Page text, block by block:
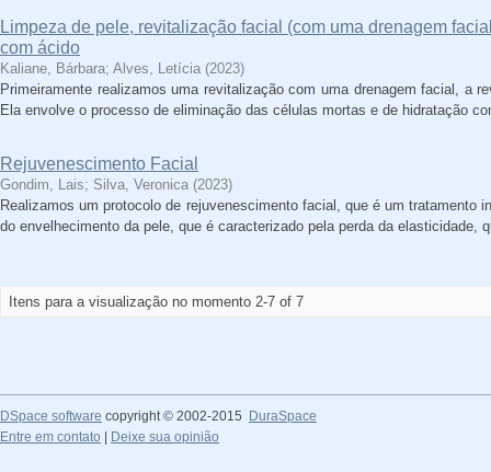
Limpeza de pele, revitalização facial (com uma drenagem
com ácido
Kaliane, Bárbara; Alves, Letícia (2023)
Primeiramente realizamos uma revitalização com uma drenagem facial, a
Ela envolve o processo de eliminação das células mortas e de hidratação
Rejuvenescimento Facial
Gondim, Lais; Silva, Veronica (2023)
Realizamos um protocolo de rejuvenescimento facial, que é um tratamento
do envelhecimento da pele, que é caracterizado pela perda da elasticidade,
Itens para a visualização no momento 2-7 of 7
DSpace software copyright © 2002-2015
DuraSpace
Entre em contato
Deixe sua opinião